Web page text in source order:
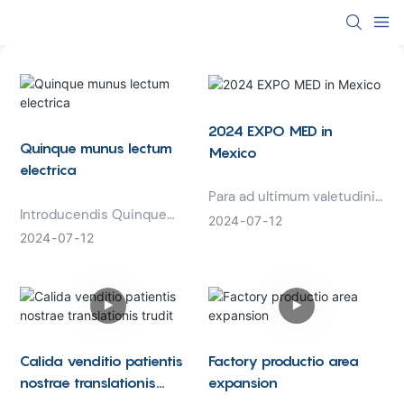
Quinque munus lectum
electrica
Introducendis Quinque
Function Electric Hospitalis
versatilis lectus quinque
munera aptabilia praebet
consolationem et
sustentationem aegris in
facultatibus medicis. Cum
2024 07 12
2024 EXPO MED in
Mexico
Para ad ultimum valetudinis
eventum: 2024 EXPO MED
technologia medica,
pharmaceutica et sanitatis
incisas explora, duces
industriae coniungere, et
ante curvam manere ante
2024 07 12
Calida venditio patientis
nostrae translationis
Factory productio area
expansion